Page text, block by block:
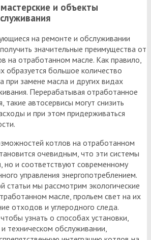
и объекты
на ремонте и обслуживании
значительные преимущества от
на отработанном масле. Как правило,
образуется большое количество
при замене масла и других видах
Перерабатывая отработанное
такие автосервисы могут снизить
и при этом придерживаться
котлов на отработанном
очевидным, что эти системы
но и соответствуют современному
управления энергопотреблением.
статьи мы рассмотрим экологические
масле, прольем свет на их
отходов и углеродного следа.
узнать о способах установки,
техническом обслуживании,